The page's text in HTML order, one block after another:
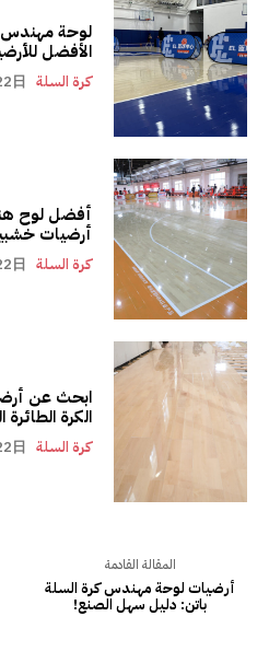
الأفضل
كرة السلة 日
أفضل لوح
أرضيات
كرة السلة 日
ابحث عن
الكرة
كرة السلة 日
المقالة القادمة
أرضيات لوحة مهندس كرة السلة
باتن: دليل سهل الصنع!